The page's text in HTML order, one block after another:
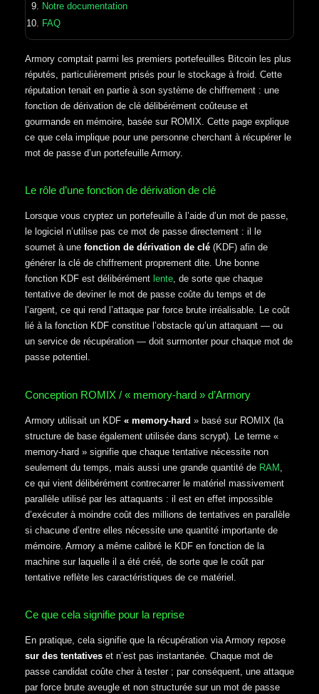
Notre documentation
FAQ
Armory comptait parmi les premiers portefeuilles Bitcoin les plus
réputés, particulièrement prisés pour le stockage à froid. Cette
réputation tenait en partie à son système de chiffrement : une
fonction de dérivation de clé délibérément coûteuse et
gourmande en mémoire, basée sur ROMIX. Cette page explique
ce que cela implique pour une personne cherchant à récupérer le
mot de passe d’un portefeuille Armory.
Le rôle d’une fonction de dérivation de clé
Lorsque vous cryptez un portefeuille à l’aide d’un mot de passe,
le logiciel n’utilise pas ce mot de passe directement : il le
soumet à une fonction de dérivation de clé (KDF) afin de
générer la clé de chiffrement proprement dite. Une bonne
fonction KDF est délibérément lente, de sorte que chaque
tentative de deviner le mot de passe coûte du temps et de
l’argent, ce qui rend l’attaque par force brute irréalisable. Le coût
lié à la fonction KDF constitue l’obstacle qu’un attaquant — ou
un service de récupération — doit surmonter pour chaque mot de
passe potentiel.
Conception ROMIX / « memory-hard » d’Armory
Armory utilisait un KDF « memory-hard » basé sur ROMIX (la
structure de base également utilisée dans scrypt). Le terme «
memory-hard » signifie que chaque tentative nécessite non
seulement du temps, mais aussi une grande quantité de RAM
ce qui vient délibérément contrecarrer le matériel massivement
parallèle utilisé par les attaquants : il est en effet impossible
d’exécuter à moindre coût des millions de tentatives en parallèle
si chacune d’entre elles nécessite une quantité importante de
mémoire. Armory a même calibré le KDF en fonction de la
machine sur laquelle il a été créé, de sorte que le coût par
tentative reflète les caractéristiques de ce matériel.
Ce que cela signifie pour la reprise
En pratique, cela signifie que la récupération via Armory repose
sur des tentatives et n’est pas instantanée. Chaque mot de
passe candidat coûte cher à tester ; par conséquent, une attaque
par force brute aveugle et non structurée sur un mot de passe